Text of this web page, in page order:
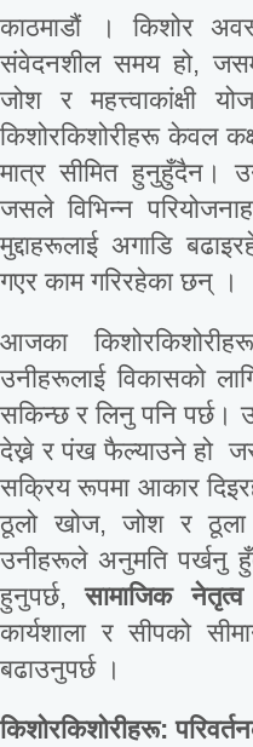
काठमाडौं । किशोर
संवेदनशील समय हो,
जोश र महत्त्वाकांक्षी
किशोरकिशोरीहरू केवल
मात्र सीमित हुनुहुँदैन।
जसले विभिन्न
मुद्दाहरूलाई अगाडि
गएर काम गरिरहेका छन् ।
आजका
उनीहरूलाई विकासको
सकिन्छ र लिनु पनि पर्छ।
देख्ने र पंख फैल्याउने हो
सक्रिय रूपमा आकार
ठूलो खोज, जोश र
उनीहरूले अनुमति पर्खनु
हुनुपर्छ,सामाजिक नेतृत्व
कार्यशाला र सीपको
बढाउनुपर्छ ।
किशोरकिशोरीहरू: